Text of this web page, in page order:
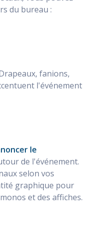
du bureau :
fanions,
l'événement
le
de l'événement.
selon vos
graphique pour
et des affiches.